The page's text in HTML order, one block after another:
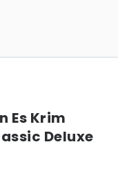
Es Krim
Deluxe